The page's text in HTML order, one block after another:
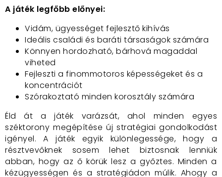
A játék legfőbb előnyei:
Vidám, ügyességet fejlesztő kihívás
Ideális családi és baráti társaságok számára
Könnyen hordozható, bárhová magaddal
viheted
Fejleszti a finommotoros képességeket és a
koncentrációt
Szórakoztató minden korosztály számára
Éld át a játék varázsát, ahol minden egyes
széktorony megépítése új stratégiai gondolkodást
igényel. A játék egyik különlegessége, hogy a
résztvevőknek sosem lehet biztosnak lenniük
abban, hogy az ő körük lesz a győztes. Minden a
kézügyességen és a stratégiádon múlik. Ahogy a